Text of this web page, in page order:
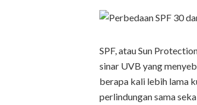
SPF, atau Sun
sinar UVB yang
berapa kali lebih lama
perlindungan sama